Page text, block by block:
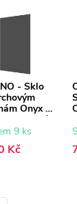
- Sklo
Onyx -
- grafitové
9 ks
Kč